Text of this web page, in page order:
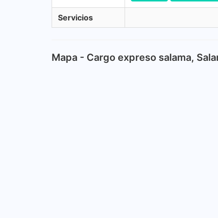
Servicios
Mapa - Cargo expreso salama,